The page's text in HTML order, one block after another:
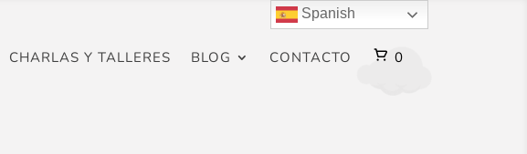
CHARLAS Y TALLERES BLOG CONTACTO CARRO
0
Spanish